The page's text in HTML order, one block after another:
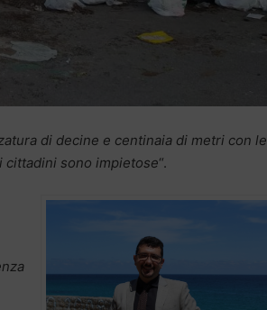
di decine e centinaia di metri con le
cittadini sono impietose“.